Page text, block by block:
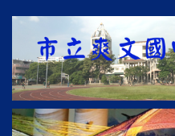
要
內
容
區